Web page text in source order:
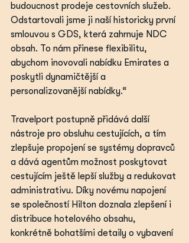
budoucnost prodeje cestovních služeb.
Odstartovali jsme ji naší historicky první
smlouvou s GDS, která zahrnuje NDC
obsah. To nám přinese flexibilitu,
abychom inovovali nabídku Emirates a
poskytli dynamičtější a
personalizovanější nabídky.“
Travelport postupně přidává další
nástroje pro obsluhu cestujících, a tím
zlepšuje propojení se systémy dopravců
a dává agentům možnost poskytovat
cestujícím ještě lepší služby a redukovat
administrativu. Díky novému napojení
se společností Hilton doznala zlepšení i
distribuce hotelového obsahu,
konkrétně bohatšími detaily o vybavení